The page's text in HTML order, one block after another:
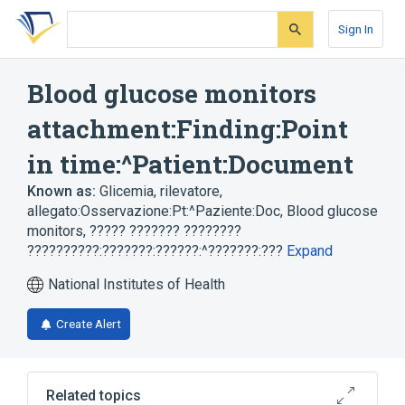
Skip
search
Skip
Skip
account
Sign In
Blood glucose monitors
attachment:Finding:Point
in time:^Patient:Document
Known as: Glicemia, rilevatore,
allegato:Osservazione:Pt:^Paziente:Doc, Blood glucose
monitors, ????? ??????? ????????
??????????:???????:??????:^???????:??? Expand
National Institutes of Health
Create Alert
Related topics